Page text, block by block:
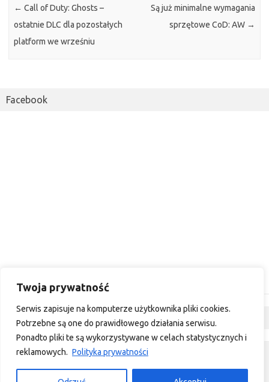
Twoja prywatność
Serwis zapisuje na komputerze użytkownika pliki cookies.
Potrzebne są one do prawidłowego działania serwisu.
Ponadto pliki te są wykorzystywane w celach statystycznych i
reklamowych. Polityka prywatności
← Call of Duty: Ghosts –
ostatnie DLC dla pozostałych
platform we wrześniu
Są już minimalne wymagania
sprzętowe CoD: AW →
Facebook
Dyskusja